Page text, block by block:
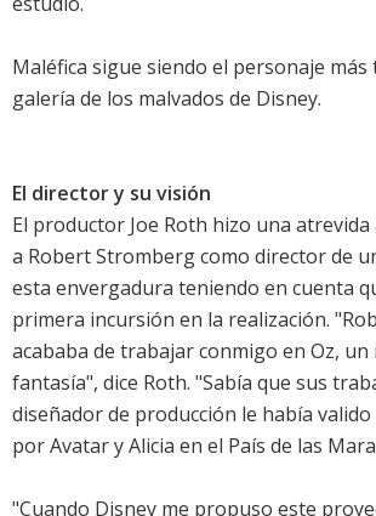
Maléfica sigue siendo el personaje más
galería de los malvados de Disney.
El director y su visión
El productor Joe Roth hizo una
a Robert Stromberg como director de
esta envergadura teniendo en cuenta
primera incursión en la realización.
acababa de trabajar conmigo en Oz,
fantasía", dice Roth. "Sabía que sus
diseñador de producción le había
por Avatar y Alicia en el País de las
"Cuando Disney me propuso este